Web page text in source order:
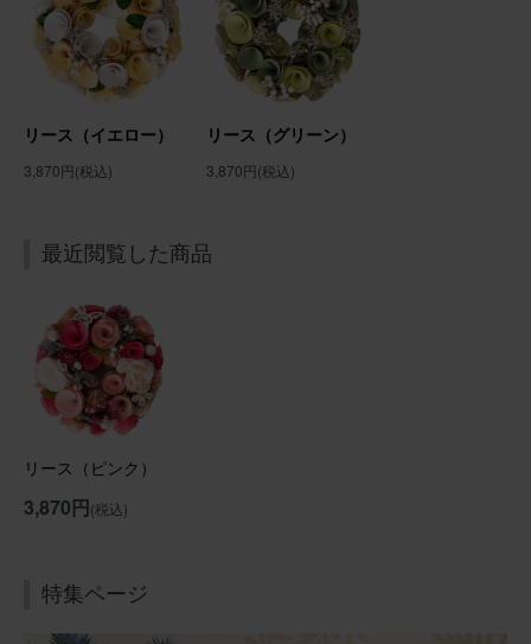
リース（ピンク）
ブルーミーユーザーさん
60代
用途：
自宅用
🌹、🌸系の様々なお花がギュッと詰まっていて、開けた瞬
リース（ピンク）
リース（イエロー）
3,870円(税込)
リース（グリーン）
3,870円(税込)
最近閲覧した商品
リース（ピンク）
3,870円(税込)
特集ページ